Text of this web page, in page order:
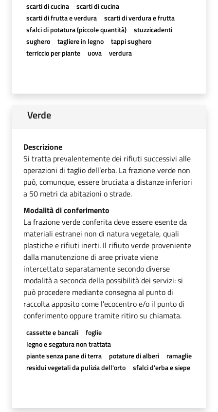
scarti di cucina
scarti di cucina
scarti di frutta e verdura
scarti di verdura e frutta
sfalci di potatura (piccole quantità)
stuzzicadenti
sughero
tagliere in legno
tappi sughero
terriccio per piante
uova verdura
Verde
Descrizione
Si tratta prevalentemente dei rifiuti successivi alle
operazioni di taglio dell’erba. La frazione verde non
può, comunque, essere bruciata a distanze inferiori
a 50 metri da abitazioni o strade.
Modalità di conferimento
La frazione verde conferita deve essere esente da
materiali estranei non di natura vegetale, quali
plastiche e rifiuti inerti. Il rifiuto verde proveniente
dalla manutenzione di aree private viene
intercettato separatamente secondo diverse
modalità a seconda della possibilità dei servizi: si
può procedere mediante consegna al punto di
raccolta apposito come l'ecocentro e/o il punto di
conferimento oppure tramite ritiro su chiamata.
cassette e bancali
foglie
legno e segatura non trattata
piante senza pane di terra
potature di alberi
ramaglie
residui vegetali da pulizia dell'orto
sfalci d'erba e siepe